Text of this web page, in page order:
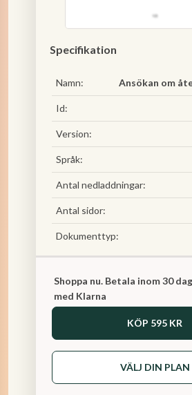
Specifikation
Namn: Ansökan om
Id:
Version:
Språk:
Antal nedladdningar:
Antal sidor:
Dokumenttyp:
Shoppa nu. Betala inom 30
med Klarna
KÖP 595 KR
VÄLJ DIN PLAN